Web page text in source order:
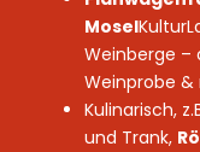
Mosel
Weinberge –
Weinprobe
Kulinarisch,
und Trank,